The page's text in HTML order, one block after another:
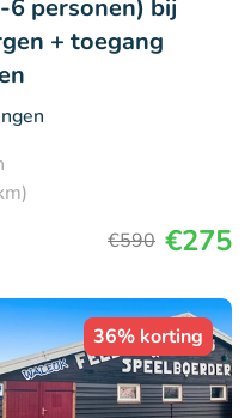
personen) bij
+ toegang
€590 €275
36% korting